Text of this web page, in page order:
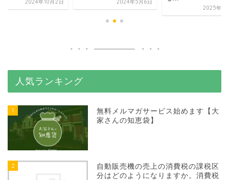
2024年10月2日 2024年5月6日
2025年1
人気ランキング
1
無料メルマガサービス始めます【大
家さんの知恵袋】
2
自動販売機の売上の消費税の課税区
分はどのようになりますか。消費税